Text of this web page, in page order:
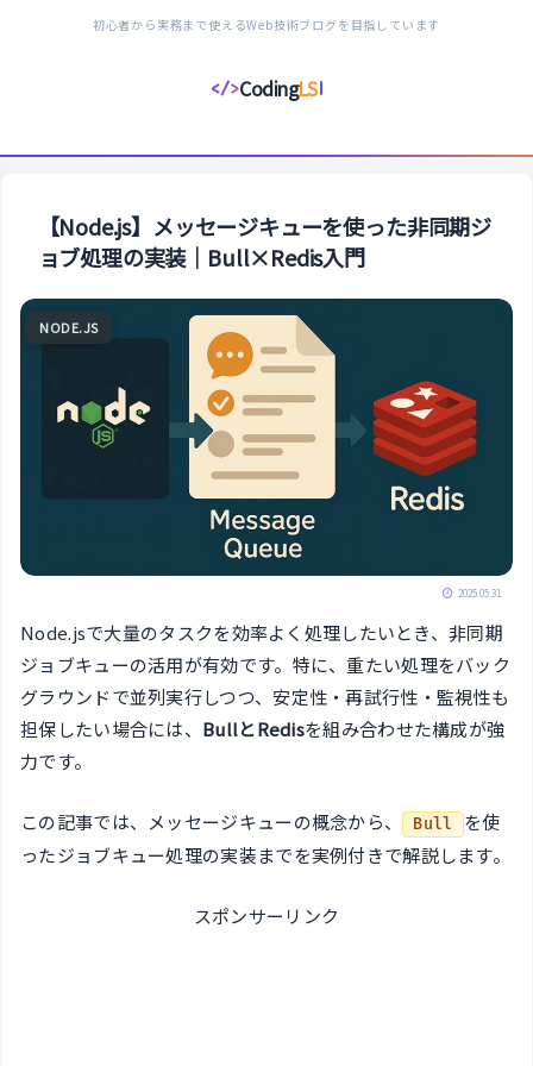
初心者から実務まで使えるWeb技術ブログを目指しています
</>CodingLS
コ
デ
ン
グ
イ
フ
ス
タ
イ
ル
【Node.js】メッセージキューを使った非同期ジ
ョブ処理の実装｜Bull×Redis入門
NODE.JS
2025.05.31
Node.jsで大量のタスクを効率よく処理したいとき、非同期
ジョブキューの活用が有効です。特に、重たい処理をバック
グラウンドで並列実行しつつ、安定性・再試行性・監視性も
担保したい場合には、 BullとRedisを組み合わせた構成が強
力です。
この記事では、メッセージキューの概念から、 Bull
を使
ったジョブキュー処理の実装までを実例付きで解説します。
スポンサーリンク